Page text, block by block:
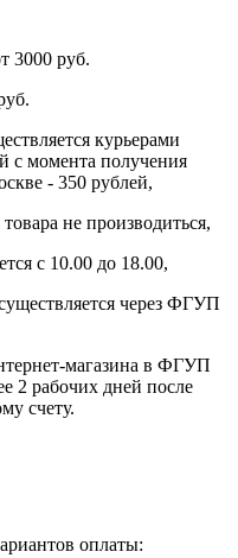
3000 руб.
курьерами
с момента получения
- 350 рублей,
не производиться,
с 10.00 до 18.00,
через ФГУП
магазина в ФГУП
2 рабочих дней после
счету.
оплаты: